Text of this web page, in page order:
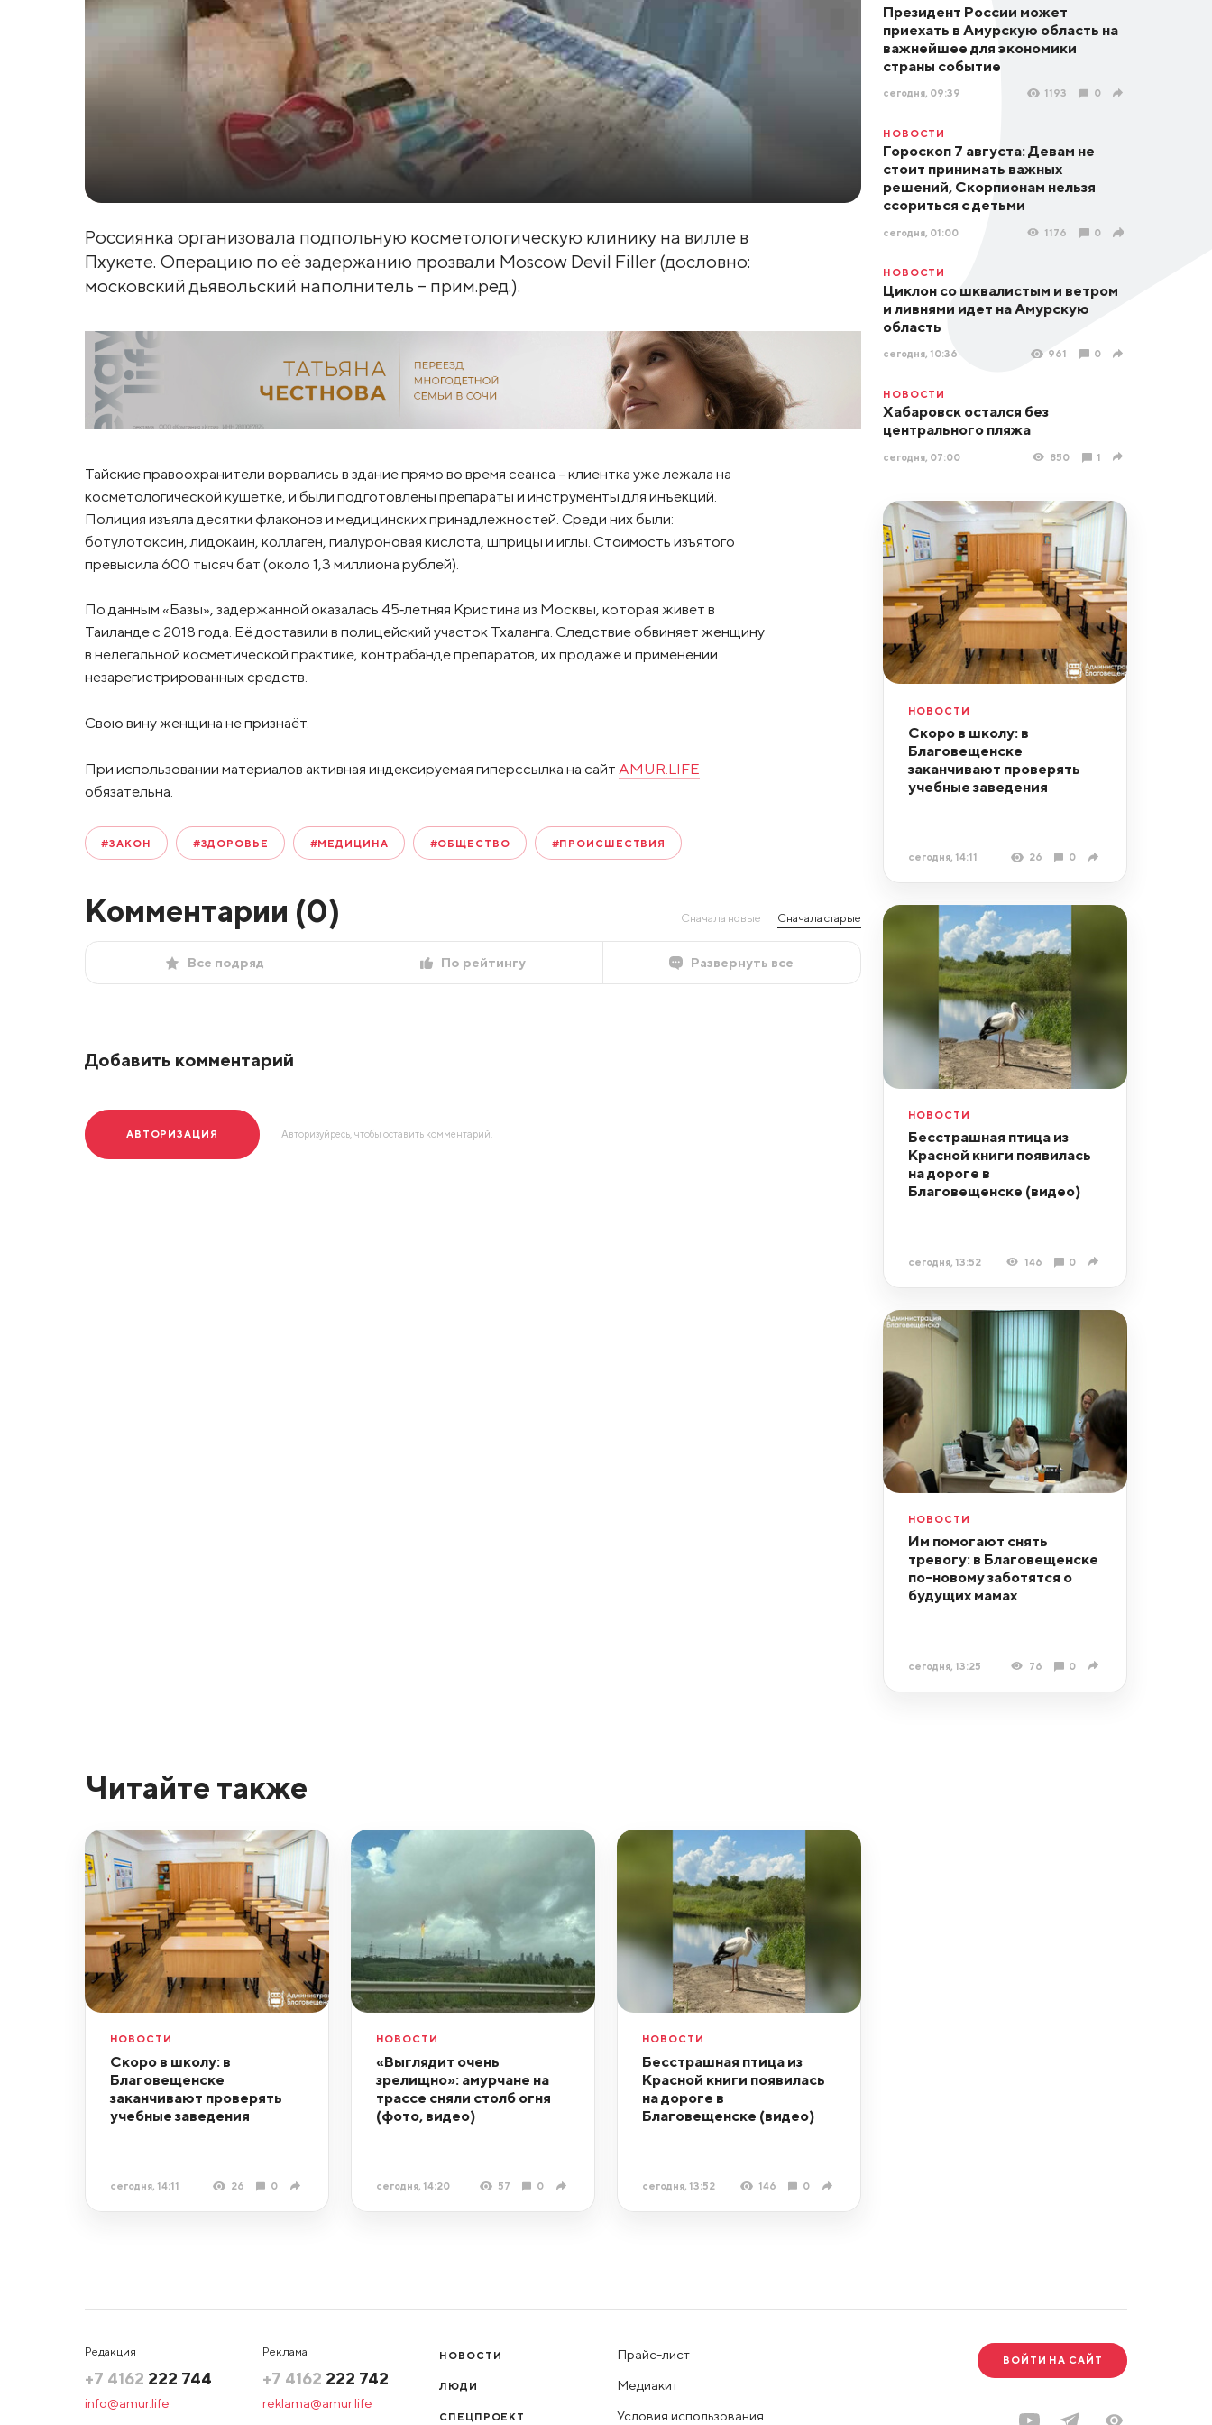
Россиянка организовала подпольную косметологическую клинику на вилле в
Пхукете. Операцию по её задержанию прозвали Moscow Devil Filler (дословно:
московский дьявольский наполнитель – прим.ред.).
Тайские правоохранители ворвались в здание прямо во время сеанса – клиентка уже лежала на
косметологической кушетке, и были подготовлены препараты и инструменты для инъекций.
Полиция изъяла десятки флаконов и медицинских принадлежностей. Среди них были:
ботулотоксин, лидокаин, коллаген, гиалуроновая кислота, шприцы и иглы. Стоимость изъятого
превысила 600 тысяч бат (около 1,3 миллиона рублей).
По данным «Базы», задержанной оказалась 45‑летняя Кристина из Москвы, которая живет в
Таиланде с 2018 года. Её доставили в полицейский участок Тхаланга. Следствие обвиняет женщину
в нелегальной косметической практике, контрабанде препаратов, их продаже и применении
незарегистрированных средств.
Свою вину женщина не признаёт.
При использовании материалов активная индексируемая гиперссылка на сайт AMUR.LIFE
обязательна.
#ЗАКОН #ЗДОРОВЬЕ #МЕДИЦИНА #ОБЩЕСТВО #ПРОИСШЕСТВИЯ
Комментарии (0) Сначала новые Сначала старые
Все подряд По рейтингу Развернуть все
Добавить комментарий
АВТОРИЗАЦИЯ Авторизуйресь, чтобы оставить комментарий.
Президент России может
приехать в Амурскую область на
важнейшее для экономики
страны событие
сегодня, 09:39 1193 0
НОВОСТИ
Гороскоп 7 августа: Девам не
стоит принимать важных
решений, Скорпионам нельзя
ссориться с детьми
сегодня, 01:00 1176 0
НОВОСТИ
Циклон со шквалистым и ветром
и ливнями идет на Амурскую
область
сегодня, 10:36 961 0
НОВОСТИ
Хабаровск остался без
центрального пляжа
сегодня, 07:00 850 1
НОВОСТИ
Скоро в школу: в
Благовещенске
заканчивают проверять
учебные заведения
сегодня, 14:11 26 0
НОВОСТИ
Бесстрашная птица из
Красной книги появилась
на дороге в
Благовещенске (видео)
сегодня, 13:52 146 0
НОВОСТИ
Им помогают снять
тревогу: в Благовещенске
по-новому заботятся о
будущих мамах
сегодня, 13:25 76 0
Читайте также
НОВОСТИ
Скоро в школу: в
Благовещенске
заканчивают проверять
учебные заведения
сегодня, 14:11 26 0
НОВОСТИ
«Выглядит очень
зрелищно»: амурчане на
трассе сняли столб огня
(фото, видео)
сегодня, 14:20 57 0
НОВОСТИ
Бесстрашная птица из
Красной книги появилась
на дороге в
Благовещенске (видео)
сегодня, 13:52 146 0
Редакция
+7 4162 222 744
info@amur.life
Реклама
+7 4162 222 742
reklama@amur.life
НОВОСТИ
ЛЮДИ
СПЕЦПРОЕКТ
Прайс-лист
Медиакит
Условия использования
ВОЙТИ НА САЙТ